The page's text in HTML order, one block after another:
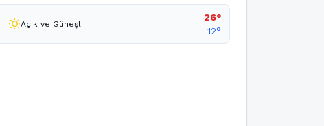
wb_sunnyAçık ve Güneşli
26°
12°